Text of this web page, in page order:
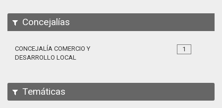
Concejalías
1
CONCEJALÍA COMERCIO Y
DESARROLLO LOCAL
Temáticas